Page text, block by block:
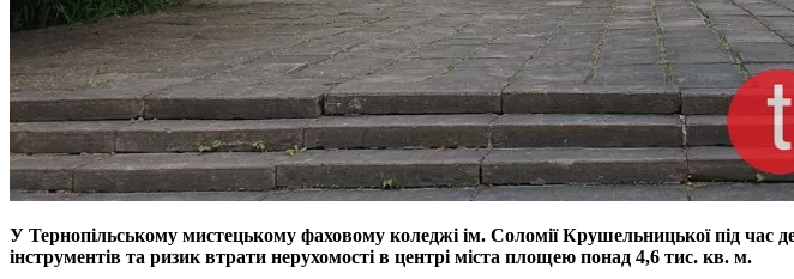
У Тернопільському мистецькому фаховому коледжі ім. Соломії Крушельницької під
інструментів та ризик втрати нерухомості в центрі міста площею понад 4,6 тис. кв. м.